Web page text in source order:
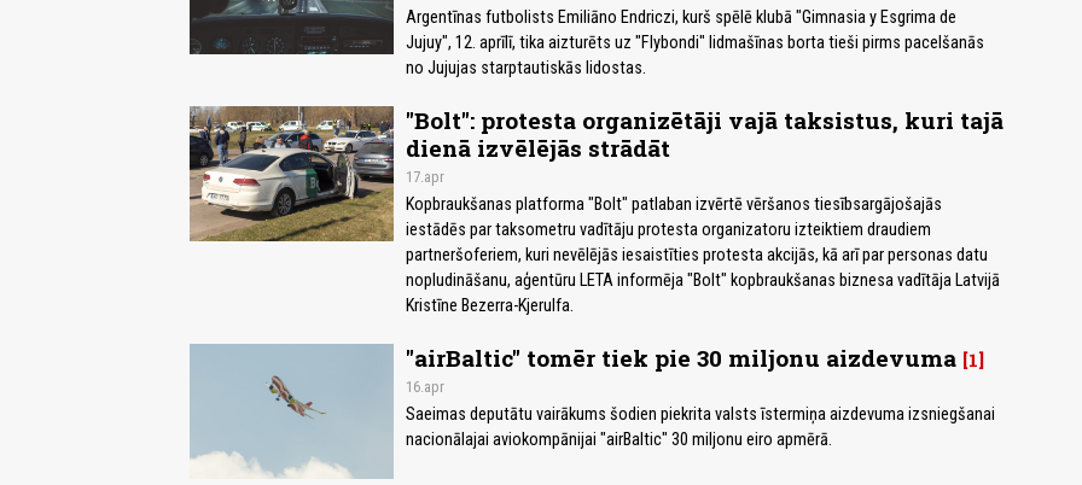
Argentīnas futbolists Emiliāno Endriczi, kurš spēlē klubā "Gimnasia y Esgrima de
Jujuy", 12. aprīlī, tika aizturēts uz "Flybondi" lidmašīnas borta tieši pirms pacelšanās
no Jujujas starptautiskās lidostas.
"Bolt": protesta organizētāji vajā taksistus, kuri tajā
dienā izvēlējās strādāt
17.apr
Kopbraukšanas platforma "Bolt" patlaban izvērtē vēršanos tiesībsargājošajās
iestādēs par taksometru vadītāju protesta organizatoru izteiktiem draudiem
partneršoferiem, kuri nevēlējās iesaistīties protesta akcijās, kā arī par personas datu
nopludināšanu, aģentūru LETA informēja "Bolt" kopbraukšanas biznesa vadītāja Latvijā
Kristīne Bezerra-Kjerulfa.
"airBaltic" tomēr tiek pie 30 miljonu aizdevuma 1
16.apr
Saeimas deputātu vairākums šodien piekrita valsts īstermiņa aizdevuma izsniegšanai
nacionālajai aviokompānijai "airBaltic" 30 miljonu eiro apmērā.